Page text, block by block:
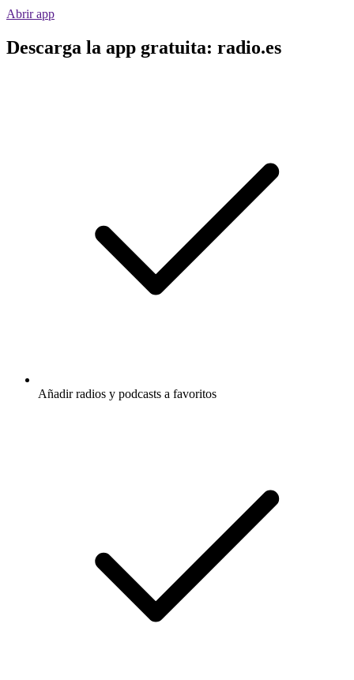
Abrir app
Descarga la app gratuita: radio.es
Añadir radios y podcasts a favoritos